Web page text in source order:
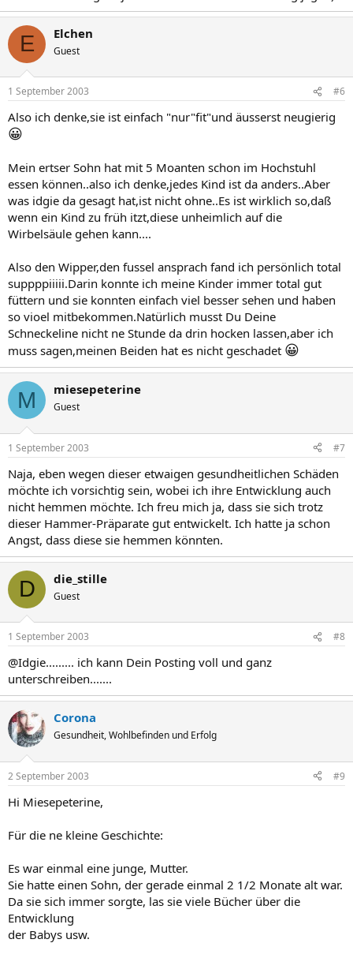
E Elchen
Guest
1 September 2003 #6
Also ich denke,sie ist einfach "nur"fit"und äusserst neugierig
😀
Mein ertser Sohn hat mit 5 Moanten schon im Hochstuhl
essen können..also ich denke,jedes Kind ist da anders..Aber
was idgie da gesagt hat,ist nicht ohne..Es ist wirklich so,daß
wenn ein Kind zu früh itzt,diese unheimlich auf die
Wirbelsäule gehen kann....
Also den Wipper,den fussel ansprach fand ich persönlich total
suppppiiiii.Darin konnte ich meine Kinder immer total gut
füttern und sie konnten einfach viel besser sehen und haben
so vioel mitbekommen.Natürlich musst Du Deine
Schneckeline nicht ne Stunde da drin hocken lassen,aber ich
muss sagen,meinen Beiden hat es nicht geschadet 😀
M miesepeterine
Guest
1 September 2003 #7
Naja, eben wegen dieser etwaigen gesundheitlichen Schäden
möchte ich vorsichtig sein, wobei ich ihre Entwicklung auch
nicht hemmen möchte. Ich freu mich ja, dass sie sich trotz
dieser Hammer-Präparate gut entwickelt. Ich hatte ja schon
Angst, dass diese sie hemmen könnten.
D die_stille
Guest
1 September 2003 #8
@Idgie......... ich kann Dein Posting voll und ganz
unterschreiben.......
Corona
Gesundheit, Wohlbefinden und Erfolg
2 September 2003 #9
Hi Miesepeterine,
Für die ne kleine Geschichte:
Es war einmal eine junge, Mutter.
Sie hatte einen Sohn, der gerade einmal 2 1/2 Monate alt war.
Da sie sich immer sorgte, las sie viele Bücher über die
Entwicklung
der Babys usw.